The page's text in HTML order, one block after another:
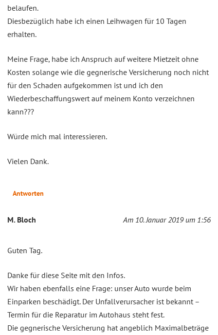
belaufen.
Diesbezüglich habe ich einen Leihwagen für 10 Tagen
erhalten.
Meine Frage, habe ich Anspruch auf weitere Mietzeit ohne
Kosten solange wie die gegnerische Versicherung noch nicht
für den Schaden aufgekommen ist und ich den
Wiederbeschaffungswert auf meinem Konto verzeichnen
kann???
Würde mich mal interessieren.
Vielen Dank.
Antworten
M. Bloch Am 10. Januar 2019 um 1:56
Guten Tag.
Danke für diese Seite mit den Infos.
Wir haben ebenfalls eine Frage: unser Auto wurde beim
Einparken beschädigt. Der Unfallverursacher ist bekannt –
Termin für die Reparatur im Autohaus steht fest.
Die gegnerische Versicherung hat angeblich Maximalbeträge